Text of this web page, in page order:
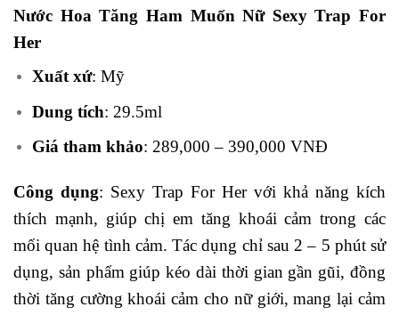
Nước Hoa Tăng Ham Muốn Nữ Sexy Trap For
Her
Xuất xứ: Mỹ
Dung tích: 29.5ml
Giá tham khảo: 289,000 – 390,000 VNĐ
Công dụng: Sexy Trap For Her với khả năng kích
thích mạnh, giúp chị em tăng khoái cảm trong các
mối quan hệ tình cảm. Tác dụng chỉ sau 2 – 5 phút sử
dụng, sản phẩm giúp kéo dài thời gian gần gũi, đồng
thời tăng cường khoái cảm cho nữ giới, mang lại cảm